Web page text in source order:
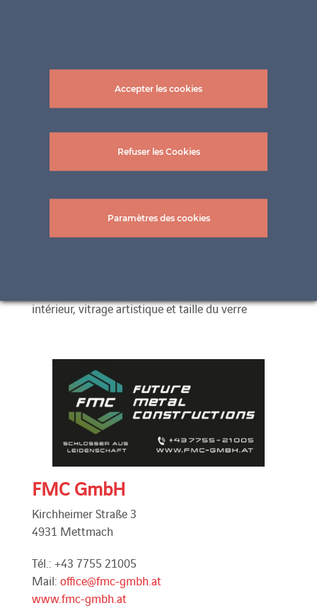
Glasbau Wöhrer GmbH
Mühlbachgasse 12–14
Tél.: +43 2252 / 526 03
Mail:office@glasbau-woehrer.at
intérieur, vitrage artistique et taille du verre
FMC GmbH
Kirchheimer Straße 3
4931 Mettmach
Tél.: +43 7755 21005
Mail: office@fmc-gmbh.at
www.fmc-gmbh.at
Accepter les cookies
Refuser les Cookies
Paramètres des cookies